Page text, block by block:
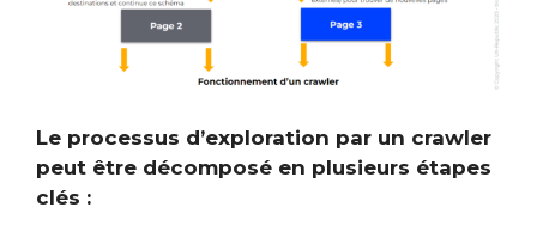
Le processus d’exploration par un crawler
peut être décomposé en plusieurs étapes
clés :